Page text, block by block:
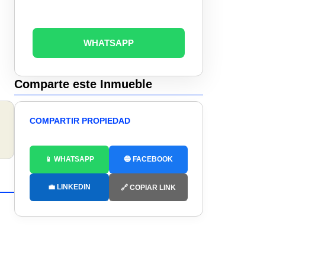
WHATSAPP
Comparte este Inmueble
COMPARTIR PROPIEDAD
📱 WHATSAPP 🔵 FACEBOOK
💼 LINKEDIN 🔗 COPIAR LINK